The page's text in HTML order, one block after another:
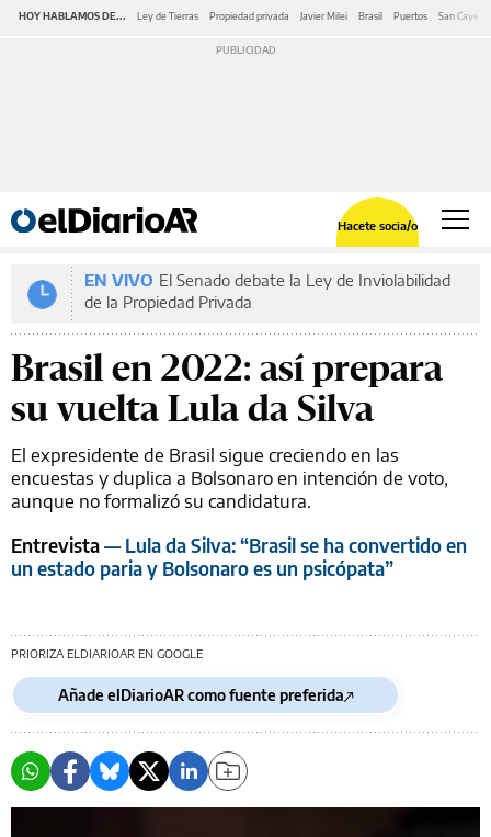
HOY HABLAMOS DE... Ley de Tierras Propiedad privada Javier Milei Brasil Puertos San
Hacete socia/o
EN VIVO El Senado debate la Ley de Inviolabilidad
de la Propiedad Privada
Brasil en 2022: así prepara
su vuelta Lula da Silva
El expresidente de Brasil sigue creciendo en las
encuestas y duplica a Bolsonaro en intención de voto,
aunque no formalizó su candidatura.
Entrevista— Lula da Silva: “Brasil se ha convertido en
un estado paria y Bolsonaro es un psicópata”
PRIORIZA ELDIARIOAR EN GOOGLE
Añade elDiarioAR como fuente preferida